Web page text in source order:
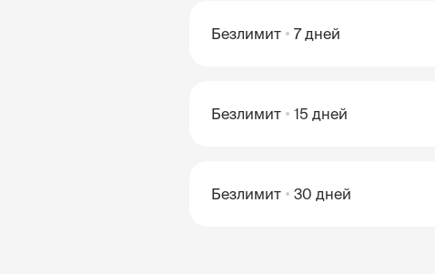
Безлимит 7 дней
Безлимит 15 дней
Безлимит 30 дней